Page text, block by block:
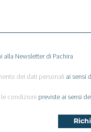
alla Newsletter di Pachira
dei dati personali ai sensi
condizioni previste ai sensi